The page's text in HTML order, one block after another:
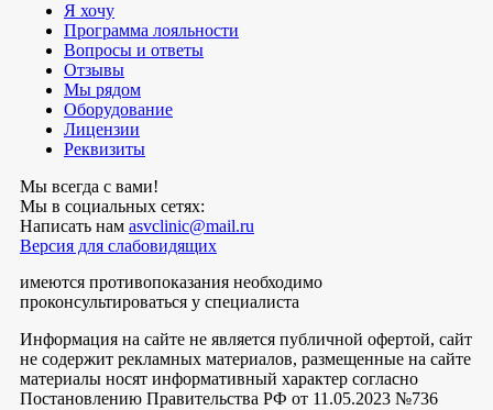
Я хочу
Программа лояльности
Вопросы и ответы
Отзывы
Мы рядом
Оборудование
Лицензии
Реквизиты
Мы всегда с вами!
Мы в социальных сетях:
Написать нам asvclinic@mail.ru
Версия для слабовидящих
имеются противопоказания необходимо
проконсультироваться у специалиста
Информация на сайте не является публичной офертой, сайт
не содержит рекламных материалов, размещенные на сайте
материалы носят информативный характер согласно
Постановлению Правительства РФ от 11.05.2023 №736